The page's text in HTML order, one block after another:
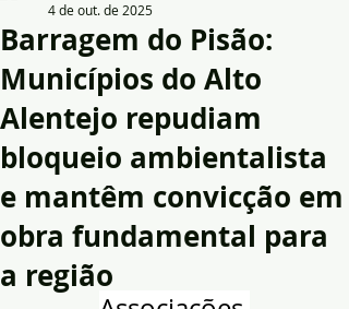
Barragem do Pisão:
Municípios do Alto
Alentejo repudiam
bloqueio ambientalista
e mantêm convicção em
obra fundamental para
a região
4 de out. de 2025